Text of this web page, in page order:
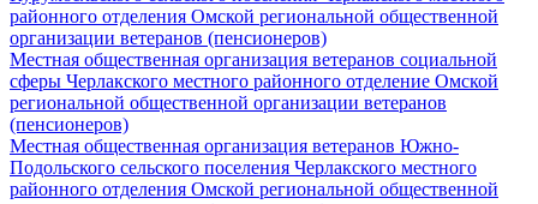
районного отделения Омской региональной общественной
организации ветеранов (пенсионеров)
Местная общественная организация ветеранов социальной
сферы Черлакского местного районного отделение Омской
региональной общественной организации ветеранов
(пенсионеров)
Местная общественная организация ветеранов Южно-
Подольского сельского поселения Черлакского местного
районного отделения Омской региональной общественной